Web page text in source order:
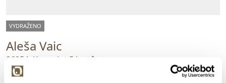
VYDRAŽENO
Aleša Vaic
86954. Konvolut 5 leptů
Vyvolávací cena: